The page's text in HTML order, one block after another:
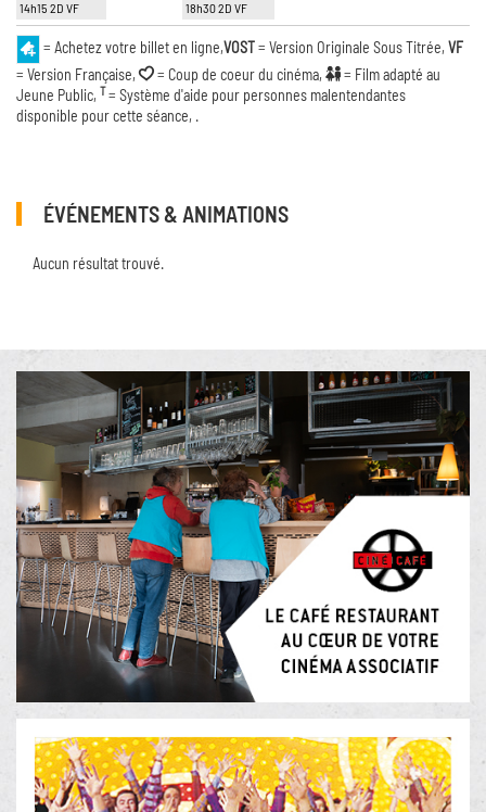
14h15 2D VF 18h30 2D VF
= Achetez votre billet en ligne,VOST= Version Originale Sous Titrée, VF
= Version Française,
= Coup de coeur du cinéma,
= Film adapté au
Jeune Public, T = Système d'aide pour personnes malentendantes
disponible pour cette séance, .
ÉVÉNEMENTS & ANIMATIONS
Aucun résultat trouvé.